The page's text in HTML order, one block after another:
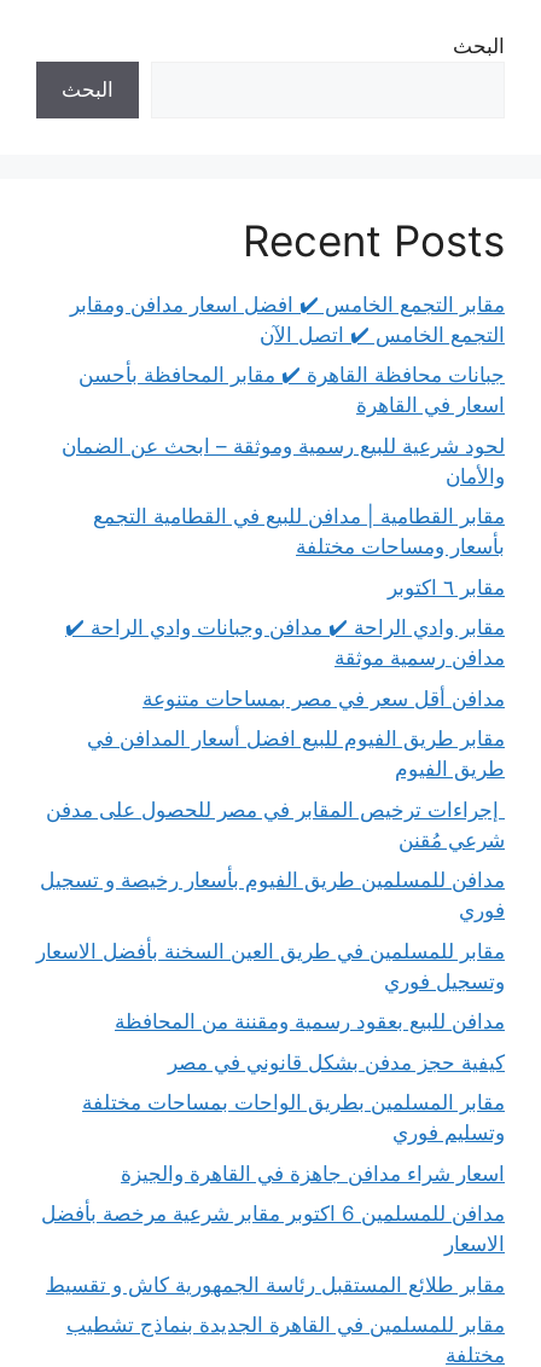
البحث
البحث
Recent Posts
مقابر التجمع الخامس ✔️ افضل اسعار مدافن ومقابر
التجمع الخامس ✔️ اتصل الآن
جبانات محافظة القاهرة ✔️ مقابر المحافظة بأحسن
اسعار في القاهرة
لحود شرعية للبيع رسمية وموثقة – ابحث عن الضمان
والأمان
مقابر القطامية | مدافن للبيع في القطامية التجمع
بأسعار ومساحات مختلفة
مقابر ٦ اكتوبر
مقابر وادي الراحة ✔️ مدافن وجبانات وادي الراحة ✔️
مدافن رسمية موثقة
مدافن أقل سعر في مصر بمساحات متنوعة
مقابر طريق الفيوم للبيع افضل أسعار المدافن في
طريق الفيوم
إجراءات ترخيص المقابر في مصر للحصول على مدفن
شرعي مُقنن
مدافن للمسلمين طريق الفيوم بأسعار رخيصة و تسجيل
فوري
مقابر للمسلمين في طريق العين السخنة بأفضل الاسعار
وتسجيل فوري
مدافن للبيع بعقود رسمية ومقننة من المحافظة
كيفية حجز مدفن بشكل قانوني في مصر
مقابر المسلمين بطريق الواحات بمساحات مختلفة
وتسليم فوري
اسعار شراء مدافن جاهزة في القاهرة والجيزة
مدافن للمسلمين 6 اكتوبر مقابر شرعية مرخصة بأفضل
الاسعار
مقابر طلائع المستقبل رئاسة الجمهورية كاش و تقسيط
مقابر للمسلمين في القاهرة الجديدة بنماذج تشطيب
مختلفة